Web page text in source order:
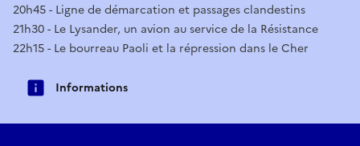
20h45 - Ligne de démarcation et passages clandestins
21h30 - Le Lysander, un avion au service de la Résistance
22h15 - Le bourreau Paoli et la répression dans le Cher
Informations